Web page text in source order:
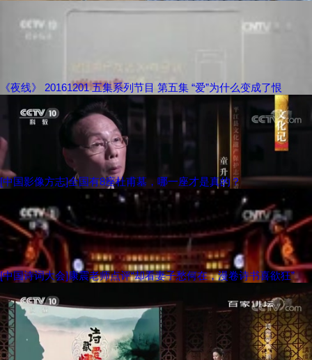
《夜线》 20161201 五集系列节目 第五集 “爱”为什么变成了恨
[中国影像方志]全国有8座杜甫墓，哪一座才是真的？
[中国诗词大会]康震老师点评“却看妻子愁何在，漫卷诗书喜欲狂”